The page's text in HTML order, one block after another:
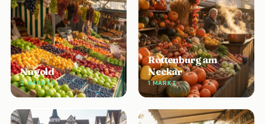
Nagold
2 MÄRKTE
Rottenburg am
Neckar
1 MARKT